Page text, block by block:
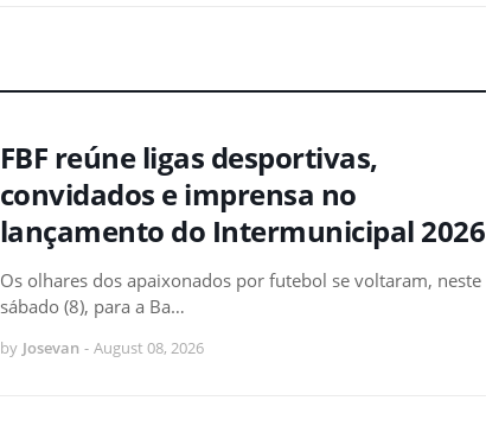
FBF reúne ligas desportivas,
convidados e imprensa no
lançamento do Intermunicipal 2026
Os olhares dos apaixonados por futebol se voltaram, neste
sábado (8), para a Ba…
by Josevan - August 08, 2026